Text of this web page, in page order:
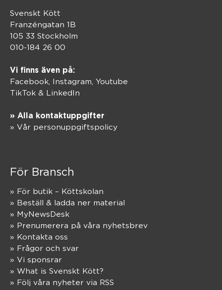
Svenskt Kött
Franzéngatan 1B
105 33 Stockholm
010-184 26 00
Vi finns även på:
Facebook, Instagram Youtube
TikTok & LinkedIn
» Alla kontaktuppgifter
» Vår personuppgiftspolicy
För Bransch
» För butik – Köttskolan
» Beställ & ladda ner material
» MyNewsDesk
» Prenumerera på våra nyhetsbrev
» Kontakta oss
» Frågor och svar
» Vi sponsrar
» What is Svenskt Kött?
» Följ våra nyheter via RSS